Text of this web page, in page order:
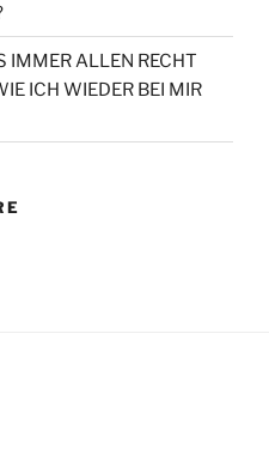
IMMER ALLEN RECHT
ICH WIEDER BEI MIR